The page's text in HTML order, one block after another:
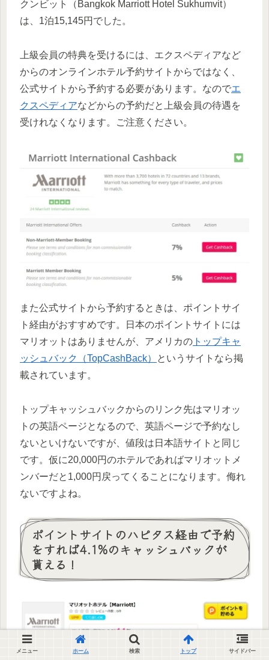
クンビット（Bangkok Marriott Hotel Sukhumvit）
は、1泊15,145円でした。
上級会員の特典を受けるには、エクスペディアなど
からのオンラインホテル予約サイトからではなく、
公式サイトから予約する必要があります。なのでエ
クスペディアなどからの予約だと上級会員の待遇を
受けれなくなります。ご注意ください。
また公式サイトから予約するときは、ポイントサイ
ト経由がおすすめです。日本のポイントサイトには
マリオットはありませんが、アメリカの トップキャ
ッシュバック（TopCashBack）
というサイトなら掲
載されています。
トップキャッシュバックからのリンク先はマリオッ
トの英語ページとなるので、英語ページで予約なし
ないといけないですが、値段は日本語サイトと同じ
です。仮に20,000円のホテルであればマリオットメ
ンバーだと1,000円戻ってくることになります。侮れ
ないですよね。
ポイントサイトのハピタス経由で予約
をすれば4.1%のキャッシュバックが
貰える！
メニュー ホーム 検索 トップ サイドバー